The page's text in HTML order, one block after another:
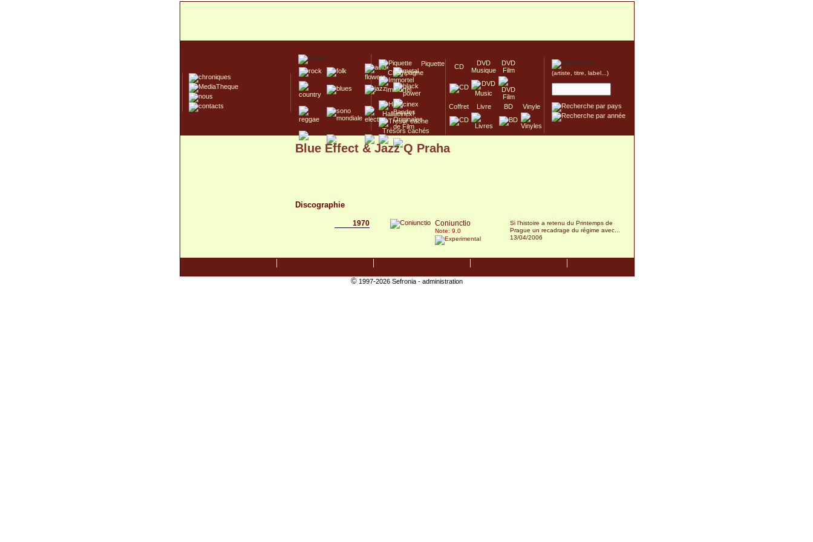
Piquette
Champagne
Immortel
Hallucinex!
Trésors cachés
Culte/Collector
CD
DVD
Musique
DVD
Film
Coffret Livre BD Vinyle
(artiste, titre, label...)
Blue Effect & Jazz Q Praha
Discographie
1970 Coniunctio
Note: 9.0
Si l’histoire a retenu du Printemps de
Prague un recadrage du régime avec...
13/04/2006
©1997-2026 Sefronia - administration